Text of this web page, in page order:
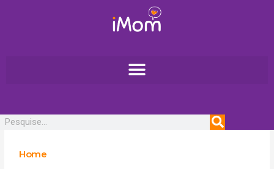
Home